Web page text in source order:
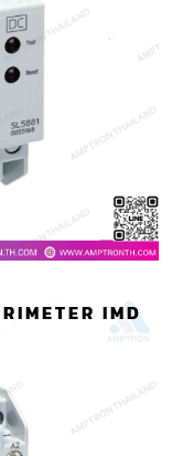
IMD